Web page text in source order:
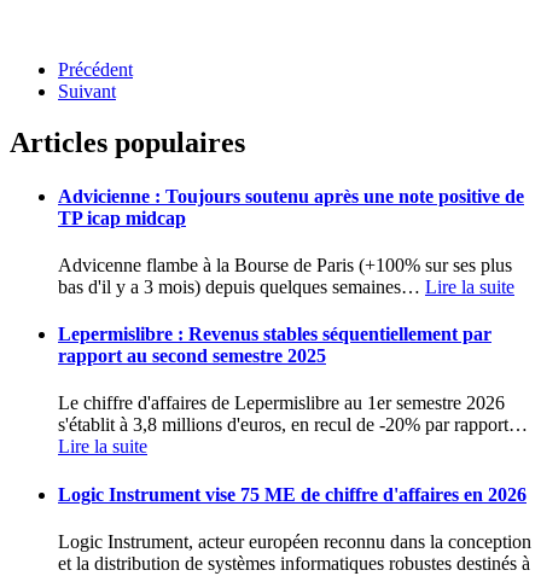
Précédent
Suivant
Articles populaires
Advicienne : Toujours soutenu après une note positive de
TP icap midcap
Advicenne flambe à la Bourse de Paris (+100% sur ses plus
bas d'il y a 3 mois) depuis quelques semaines… Lire la suite
Lepermislibre : Revenus stables séquentiellement par
rapport au second semestre 2025
Le chiffre d'affaires de Lepermislibre au 1er semestre 2026
s'établit à 3,8 millions d'euros, en recul de -20% par rapport…
Lire la suite
Logic Instrument vise 75 ME de chiffre d'affaires en 2026
Logic Instrument, acteur européen reconnu dans la conception
et la distribution de systèmes informatiques robustes destinés à